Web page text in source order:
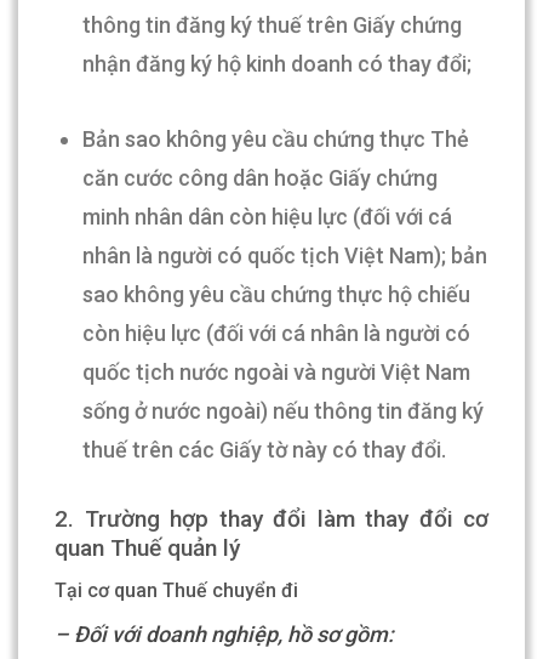
thông tin đăng ký thuế trên Giấy chứng
nhận đăng ký hộ kinh doanh có thay đổi;
Bản sao không yêu cầu chứng thực Thẻ
căn cước công dân hoặc Giấy chứng
minh nhân dân còn hiệu lực (đối với cá
nhân là người có quốc tịch Việt Nam); bản
sao không yêu cầu chứng thực hộ chiếu
còn hiệu lực (đối với cá nhân là người có
quốc tịch nước ngoài và người Việt Nam
sống ở nước ngoài) nếu thông tin đăng ký
thuế trên các Giấy tờ này có thay đổi.
2. Trường hợp thay đổi làm thay đổi cơ
quan Thuế quản lý
Tại cơ quan Thuế chuyển đi
– Đối với doanh nghiệp, hồ sơ gồm: